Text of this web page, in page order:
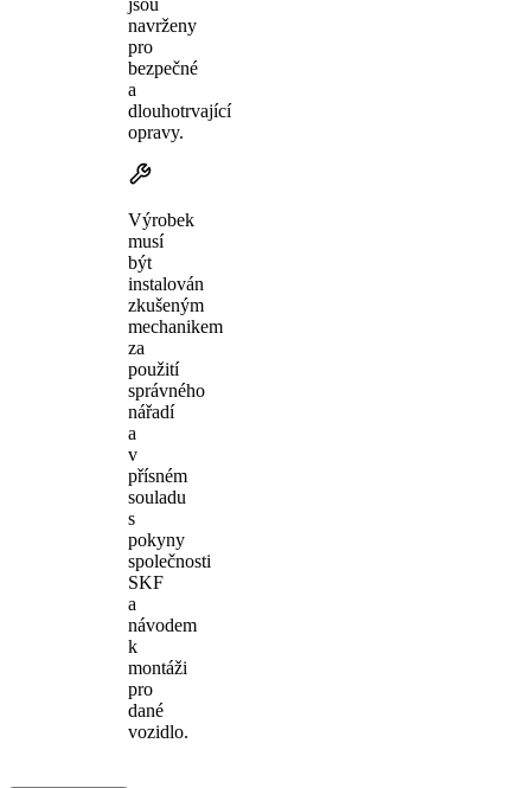
navrženy
pro
bezpečné
a
dlouhotrvající
opravy.
Výrobek
musí
být
instalován
zkušeným
mechanikem
za
použití
správného
nářadí
a
v
přísném
souladu
s
pokyny
společnosti
SKF
a
návodem
k
montáži
pro
dané
vozidlo.